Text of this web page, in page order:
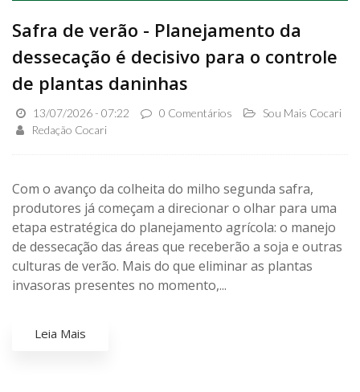
Safra de verão - Planejamento da
dessecação é decisivo para o controle
de plantas daninhas
13/07/2026 - 07:22 0 Comentários
Sou Mais Cocari
Redação Cocari
Com o avanço da colheita do milho segunda safra,
produtores já começam a direcionar o olhar para uma
etapa estratégica do planejamento agrícola: o manejo
de dessecação das áreas que receberão a soja e outras
culturas de verão. Mais do que eliminar as plantas
invasoras presentes no momento,...
Leia Mais